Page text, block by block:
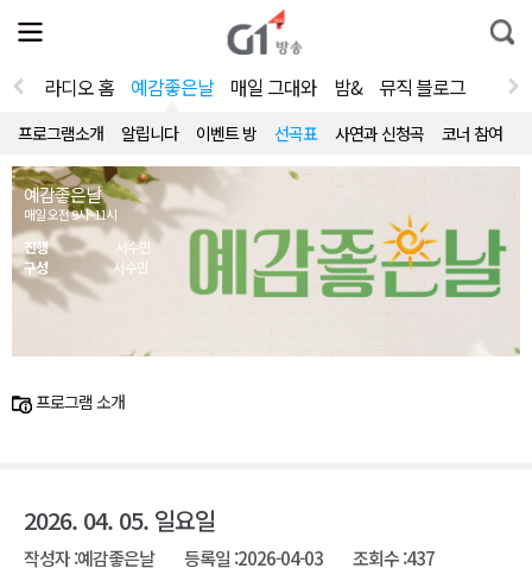
전
체
뉴
열
통
합
라디오 홈 예감좋은날 매일 그대와 밤& 뮤직 블로그
프로그램소개 알립니다 이벤트 방 선곡표 사연과 신청곡 코너 참여
예감좋은날
매일 오전 9시~11시
진행
서수민
구성
서수민
프로그램 소개
2026. 04. 05. 일요일
작성자 :예감좋은날 등록일 :2026-04-03 조회수 :437